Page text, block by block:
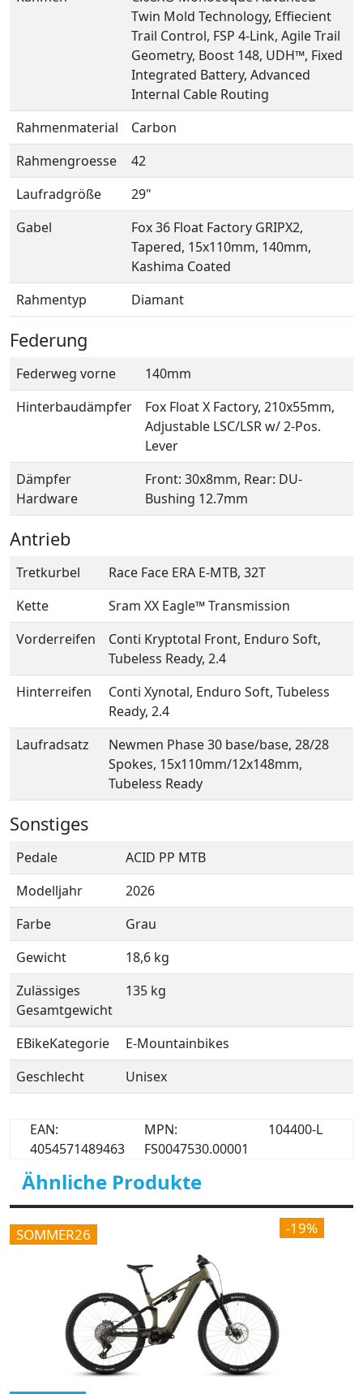
Twin Mold Technology, Effiecient
Trail Control, FSP 4-Link, Agile Trail
Geometry, Boost 148, UDH™, Fixed
Integrated Battery, Advanced
Internal Cable Routing
Rahmenmaterial
Carbon
Rahmengroesse
42
Laufradgröße
29"
Gabel
Fox 36 Float Factory GRIPX2,
Tapered, 15x110mm, 140mm,
Kashima Coated
Rahmentyp
Diamant
Federung
Federweg vorne
140mm
Hinterbaudämpfer
Fox Float X Factory, 210x55mm,
Adjustable LSC/LSR w/ 2-Pos.
Lever
Dämpfer
Hardware
Front: 30x8mm, Rear: DU-
Bushing 12.7mm
Antrieb
Tretkurbel
Race Face ERA E-MTB, 32T
Kette
Sram XX Eagle™ Transmission
Vorderreifen
Conti Kryptotal Front, Enduro Soft,
Tubeless Ready, 2.4
Hinterreifen
Conti Xynotal, Enduro Soft, Tubeless
Ready, 2.4
Laufradsatz
Newmen Phase 30 base/base, 28/28
Spokes, 15x110mm/12x148mm,
Tubeless Ready
Sonstiges
Pedale
ACID PP MTB
Modelljahr
2026
Farbe
Grau
Gewicht
18,6 kg
Zulässiges
Gesamtgewicht
135 kg
EBikeKategorie
E-Mountainbikes
Geschlecht
Unisex
EAN:
4054571489463
MPN:
FS0047530.00001
104400-L
Ähnliche Produkte
-19%
SOMMER26